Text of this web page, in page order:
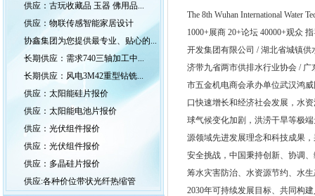
供应：古玩收藏品 玉器 佛用品...
供应：物联传感智能家居设计
协鑫集团为您提供最专业、贴心的...
长期供应：需求740三轴加工中...
长期供应：风电3M42重型钻铣...
供应：太阳能硅片报价
供应：太阳能电池片报价
供应：光伏组件报价
供应：光伏组件报价
供应：多晶硅片报价
供应:各种价位带状光纤热缩管
The 8th Wuhan International Water
1000+展商 20+论坛 40000+观众
开发集团有限公司 / 湖北省城镇
济带九省两市供排水行业协会 /
市五金机电商会承办单位武汉鸿
口快速增长和经济社会发展，水
球气候变化加剧，洪涝干旱等极
源领域先进发展理念和科技成果
安全挑战，中国秉持创新、协调
筹水灾害防治、水资源节约、水
2030年可持续发展目标、共同构